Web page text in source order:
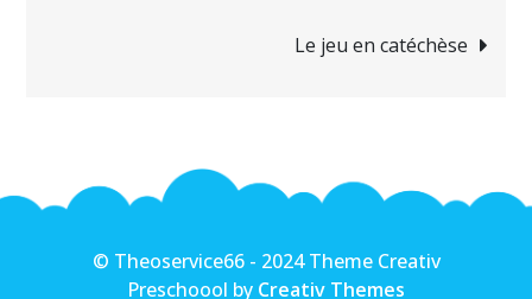
Le jeu en catéchèse
© Theoservice66 - 2024 Theme Creativ
Preschoool by Creativ Themes